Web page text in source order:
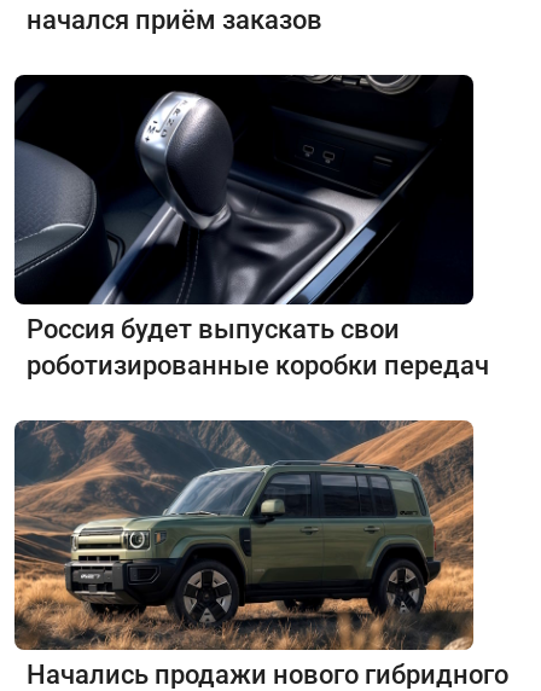
начался приём заказов
Россия будет выпускать свои
роботизированные коробки передач
Начались продажи нового гибридного